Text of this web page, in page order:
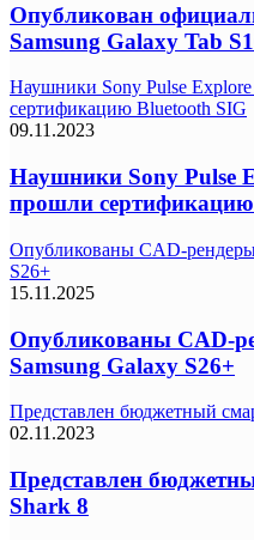
Опубликован
Samsung Galaxy Tab
Наушники Sony Pulse
сертификацию Bluetooth SIG
09.11.2023
Наушники Sony Pulse
прошли
Опубликованы CAD-
S26+
15.11.2025
Опубликованы CAD-
Samsung Galaxy S26+
Представлен бюджетный
02.11.2023
Представлен
Shark 8